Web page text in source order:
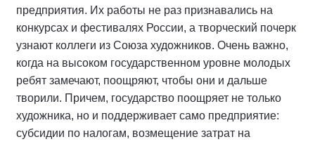
предприятия. Их работы не раз признавались на
конкурсах и фестивалях России, а творческий почерк
узнают коллеги из Союза художников. Очень важно,
когда на высоком государственном уровне молодых
ребят замечают, поощряют, чтобы они и дальше
творили. Причем, государство поощряет не только
художника, но и поддерживает само предприятие:
субсидии по налогам, возмещение затрат на